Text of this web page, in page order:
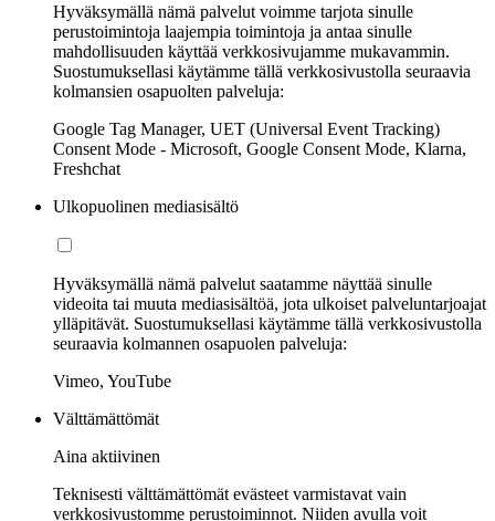
Hyväksymällä nämä palvelut voimme tarjota sinulle
perustoimintoja laajempia toimintoja ja antaa sinulle
mahdollisuuden käyttää verkkosivujamme mukavammin.
Suostumuksellasi käytämme tällä verkkosivustolla seuraavia
kolmansien osapuolten palveluja:
Google Tag Manager, UET (Universal Event Tracking)
Consent Mode - Microsoft, Google Consent Mode, Klarna,
Freshchat
Ulkopuolinen mediasisältö
Hyväksymällä nämä palvelut saatamme näyttää sinulle
videoita tai muuta mediasisältöä, jota ulkoiset palveluntarjoajat
ylläpitävät. Suostumuksellasi käytämme tällä verkkosivustolla
seuraavia kolmannen osapuolen palveluja:
Vimeo, YouTube
Välttämättömät
Aina aktiivinen
Teknisesti välttämättömät evästeet varmistavat vain
verkkosivustomme perustoiminnot. Niiden avulla voit